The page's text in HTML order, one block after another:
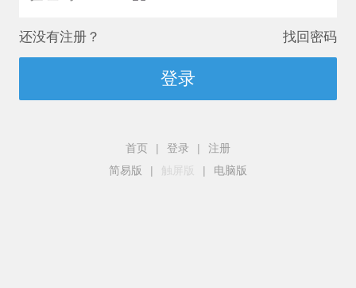
还没有注册？ 找回密码
登录
首页 | 登录 |
注册
简易版
| 触屏版 | 电脑版